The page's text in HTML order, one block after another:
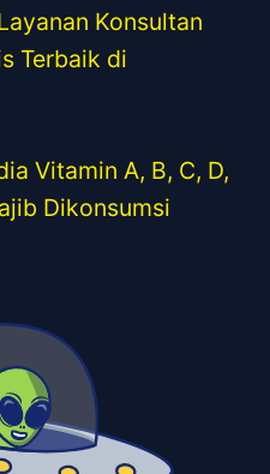
Konsultan
Terbaik di
Vitamin A, B, C, D,
Dikonsumsi